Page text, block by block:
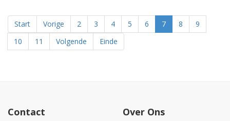
Start Vorige 2 3 4 5 6 7 8
9
10
11 Volgende Einde
Contact Over Ons